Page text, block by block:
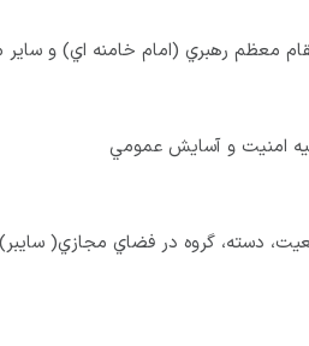
امنيت و آسايش عمومي